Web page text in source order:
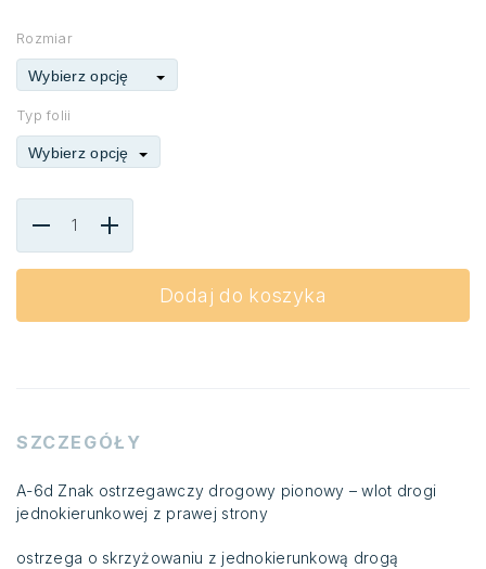
135.18 zł
525.83 zł
Rozmiar
Wybierz opcję
Typ folii
Wybierz opcję
Dodaj do koszyka
SZCZEGÓŁY
A-6d Znak ostrzegawczy drogowy pionowy – wlot drogi
jednokierunkowej z prawej strony
ostrzega o skrzyżowaniu z jednokierunkową drogą